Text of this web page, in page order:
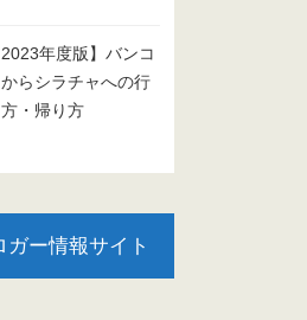
2023年度版】バンコ
らシラチャへの行
方・帰り方
ガー情報サイト